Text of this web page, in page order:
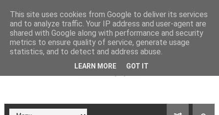
This site uses cookies from Google to deliver its services
and to analyze traffic. Your IP address and user-agent are
shared with Google along with performance and security
metrics to ensure quality of service, generate usage
statistics, and to detect and address abuse.
LEARN MORE GOT IT